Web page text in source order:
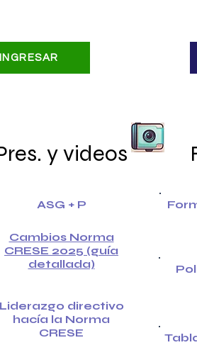
INGRESAR
y videos
ASG + P
Cambios Norma
CRESE 2025 (guía
detallada)
Liderazgo directivo
hacía la Norma
CRESE